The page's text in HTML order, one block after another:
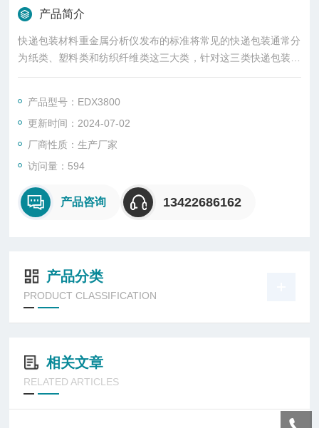
产品简介
快递包装材料重金属分析仪发布的标准将常见的快递包装通常分
为纸类、塑料类和纺织纤维类这三大类，针对这三类快递包装，
分别给出了重金属与特定物质的xian liang 要求。
产品型号：EDX3800
更新时间：2024-07-02
厂商性质：生产厂家
访问量：594
产品咨询 13422686162
产品分类
PRODUCT CLASSIFICATION
相关文章
RELATED ARTICLES